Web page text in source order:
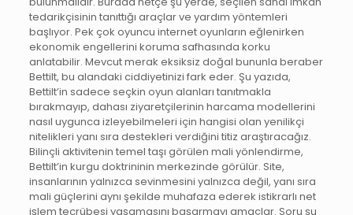
tedarikçisinin tanıttığı araçlar ve yardım yöntemleri
başlıyor. Pek çok oyuncu internet oyunların eğlenirken
ekonomik engellerini koruma safhasında korku
anlatabilir. Mevcut merak eksiksiz doğal bununla beraber
Bettilt, bu alandaki ciddiyetinizi fark eder. Şu yazıda,
Bettilt’in sadece seçkin oyun alanları tanıtmakla
bırakmayıp, dahası ziyaretçilerinin harcama modellerini
nasıl uygunca izleyebilmeleri için hangisi olan yenilikçi
nitelikleri yanı sıra destekleri verdiğini titiz araştıracağız.
Bilinçli aktivitenin temel taşı görülen mali yönlendirme,
Bettilt’in kurgu doktrininin merkezinde görülür. Site,
insanlarının yalnızca sevinmesini yalnızca değil, yanı sıra
mali güçlerini aynı şekilde muhafaza ederek istikrarlı net
işlem tecrübesi yaşamasını başarmayı amaçlar. Soru şu